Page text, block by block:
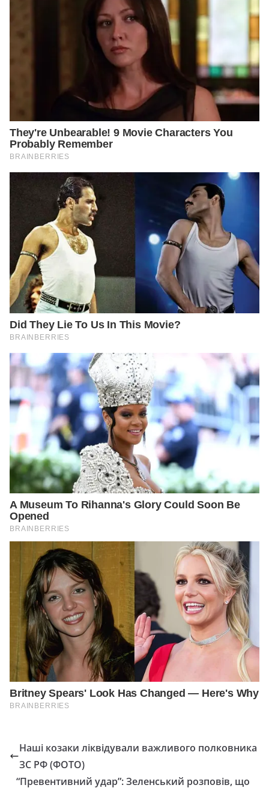
Наші козаки ліквідували важливого полковника
ЗС РФ (ФОТО)
“Превентивний удар”: Зеленський розповів, що